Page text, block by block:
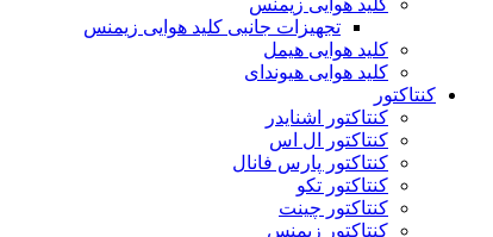
کلید هوایی زیمنس
تجهیزات جانبی کلید هوایی زیمنس
کلید هوایی هیمل
کلید هوایی هیوندای
کنتاکتور
کنتاکتور اشنایدر
کنتاکتور ال اس
کنتاکتور پارس فانال
کنتاکتور تکو
کنتاکتور چینت
کنتاکتور زیمنس